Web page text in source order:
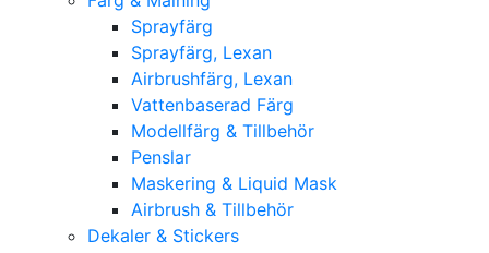
Sprayfärg
Sprayfärg, Lexan
Airbrushfärg, Lexan
Vattenbaserad Färg
Modellfärg & Tillbehör
Penslar
Maskering & Liquid Mask
Airbrush & Tillbehör
Dekaler & Stickers